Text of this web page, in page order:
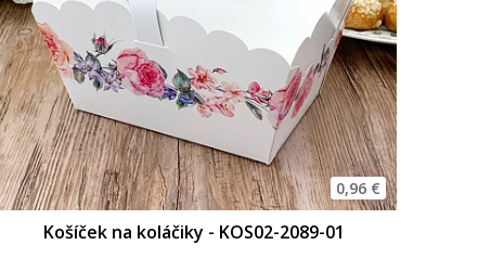
0,96 €
Košíček na koláčiky - KOS02-2089-01